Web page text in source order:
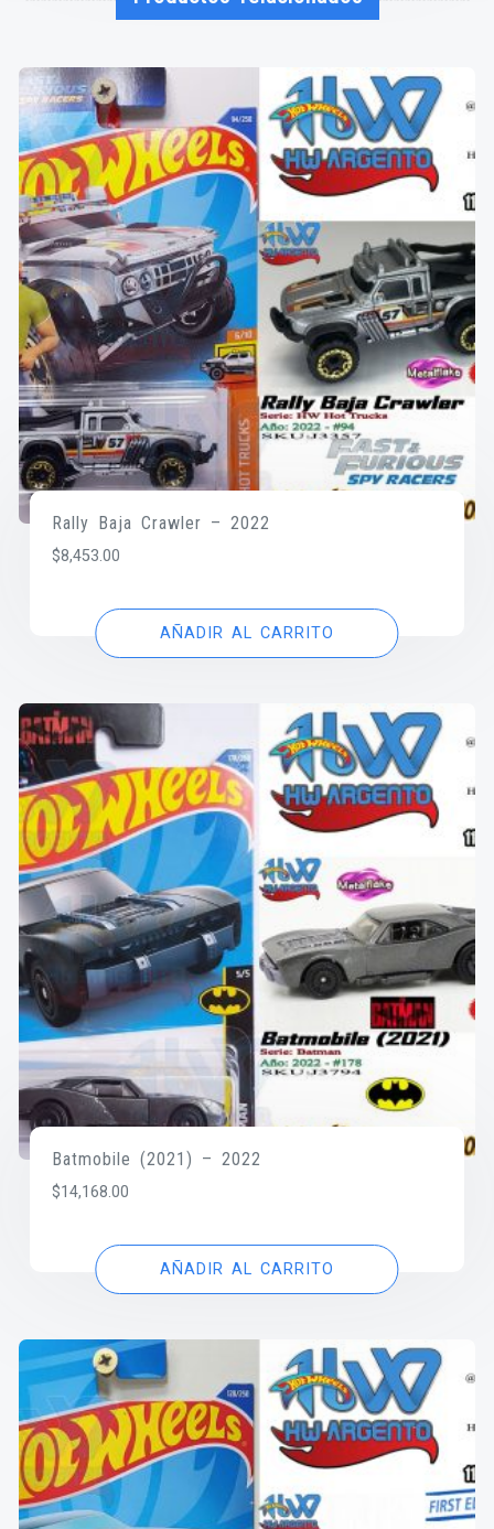
Rally Baja Crawler – 2022
$8,453.00
AÑADIR AL CARRITO
Batmobile (2021) – 2022
$14,168.00
AÑADIR AL CARRITO